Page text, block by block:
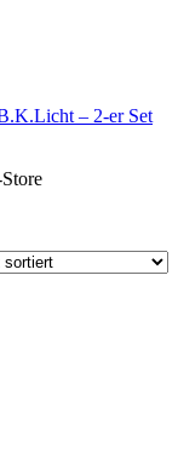
– 2-er Set